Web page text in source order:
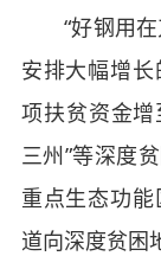
“好钢用在
安排大幅增
项扶贫资金增
三州”等深度
重点生态功
道向深度贫困